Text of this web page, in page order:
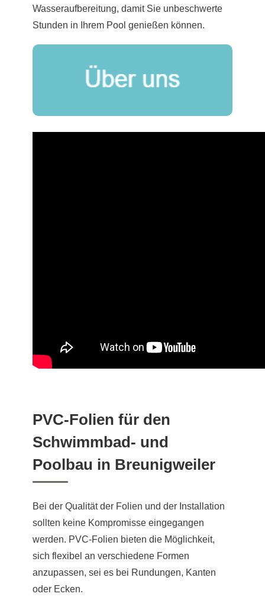
Wasseraufbereitung, damit Sie unbeschwerte
Stunden in Ihrem Pool genießen können.
PVC-Folien für den
Schwimmbad- und
Poolbau in Breunigweiler
Bei der Qualität der Folien und der Installation
sollten keine Kompromisse eingegangen
werden. PVC-Folien bieten die Möglichkeit,
sich flexibel an verschiedene Formen
anzupassen, sei es bei Rundungen, Kanten
oder Ecken.